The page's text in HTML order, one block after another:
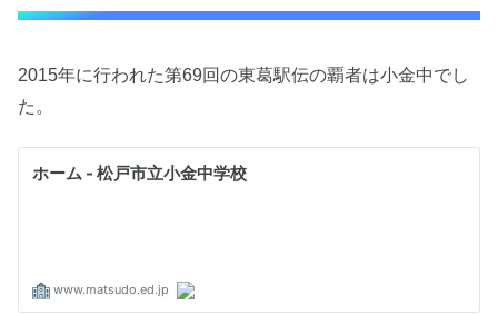
2015年に行われた第69回の東葛駅伝の覇者は小金中でし
た。